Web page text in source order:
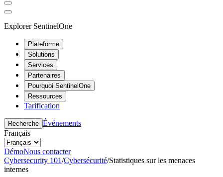
Explorer SentinelOne
Plateforme
Solutions
Services
Partenaires
Pourquoi SentinelOne
Ressources
Tarification
Recherche Événements
Français
DémoNous contacter
Cybersecurity 101/Cybersécurité/Statistiques sur les menaces
internes